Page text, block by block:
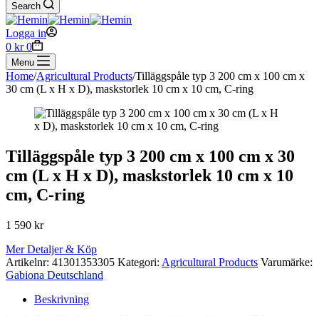
Search
Logga in
Shopping
cart
0 kr 0
Menu
Home/Agricultural Products/Tilläggspåle typ 3 200 cm x 100 cm x
30 cm (L x H x D), maskstorlek 10 cm x 10 cm, C-ring
Tilläggspåle typ 3 200 cm x 100 cm x 30
cm (L x H x D), maskstorlek 10 cm x 10
cm, C-ring
1 590 kr
Mer Detaljer & Köp
Artikelnr: 41301353305 Kategori: Agricultural Products Varumärke:
Gabiona Deutschland
Beskrivning